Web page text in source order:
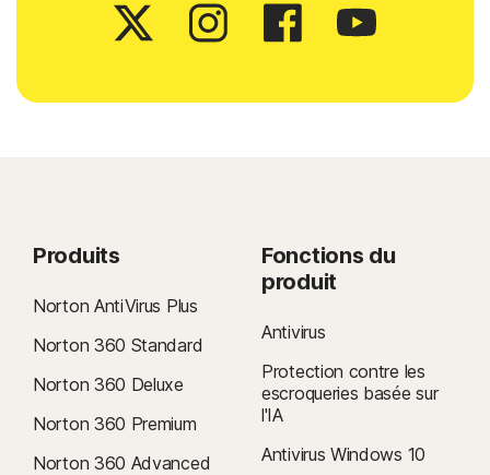
Produits
Norton AntiVirus Plus
Norton 360 Standard
Norton 360 Deluxe
Norton 360 Premium
Norton 360 Advanced
Fonctions du
produit
Antivirus
Protection contre les
escroqueries basée sur
l'IA
Antivirus Windows 10